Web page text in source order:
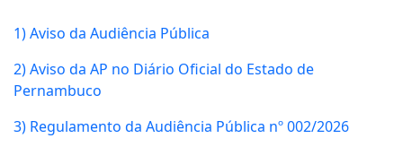
1) Aviso da Audiência Pública
2) Aviso da AP no Diário Oficial do Estado de
Pernambuco
3) Regulamento da Audiência Pública nº 002/2026